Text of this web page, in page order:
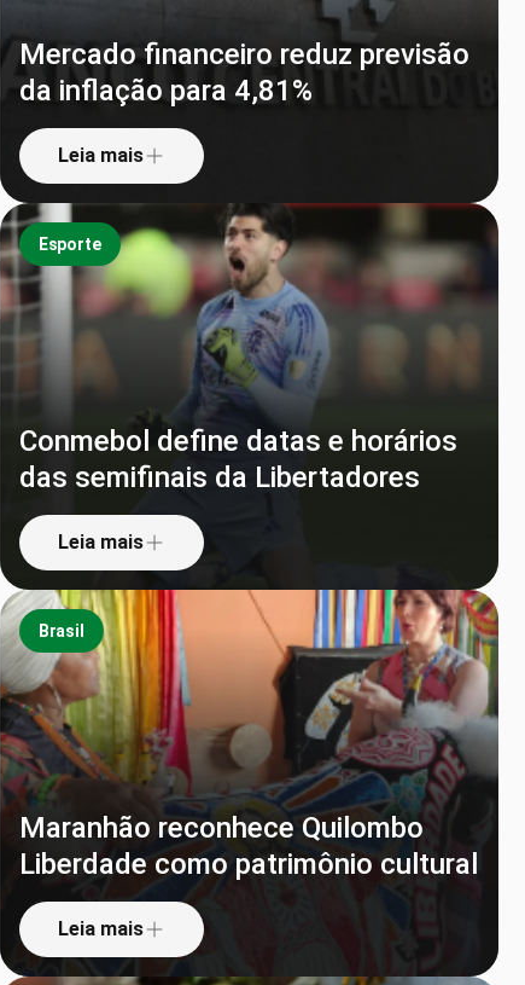
Mercado financeiro reduz previsão
da inflação para 4,81%
Leia mais
Esporte
Conmebol define datas e horários
das semifinais da Libertadores
Leia mais
Brasil
Maranhão reconhece Quilombo
Liberdade como patrimônio cultural
Leia mais